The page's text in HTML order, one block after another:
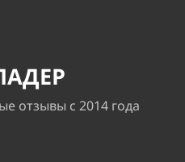
отзывы с 2014 года